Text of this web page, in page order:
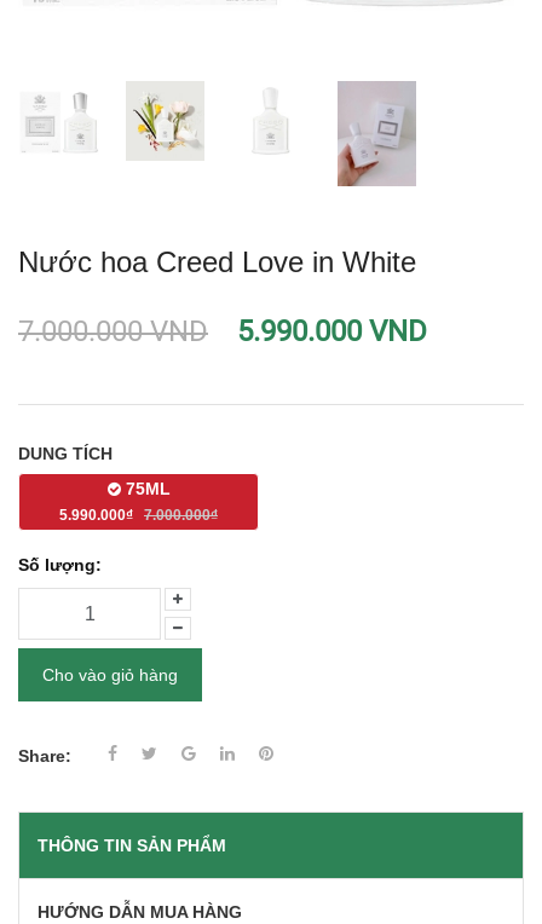
Nước hoa Creed Love in White
7.000.000 VND 5.990.000 VND
DUNG TÍCH
75ML
5.990.000₫ 7.000.000₫
Số lượng:
Cho vào giỏ hàng
Share:
THÔNG TIN SẢN PHẨM
HƯỚNG DẪN MUA HÀNG